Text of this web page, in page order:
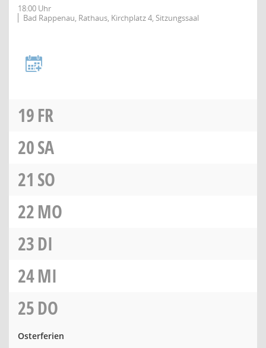
18:00 Uhr
Bad Rappenau, Rathaus, Kirchplatz 4, Sitzungssaal
19FR
20SA
21 SO
22MO
23DI
24MI
25DO
Osterferien